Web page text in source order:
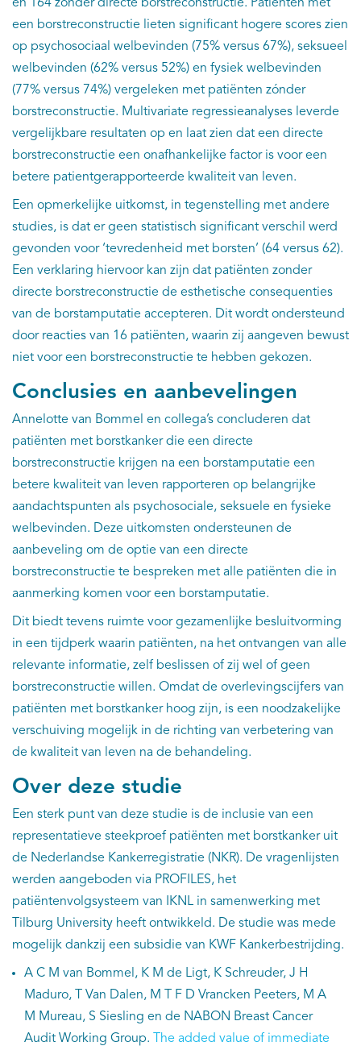
en 164 zónder directe borstreconstructie. Patiënten mét
een borstreconstructie lieten significant hogere scores zien
op psychosociaal welbevinden (75% versus 67%), seksueel
welbevinden (62% versus 52%) en fysiek welbevinden
(77% versus 74%) vergeleken met patiënten zónder
borstreconstructie. Multivariate regressieanalyses leverde
vergelijkbare resultaten op en laat zien dat een directe
borstreconstructie een onafhankelijke factor is voor een
betere patientgerapporteerde kwaliteit van leven.
Een opmerkelijke uitkomst, in tegenstelling met andere
studies, is dat er geen statistisch significant verschil werd
gevonden voor ‘tevredenheid met borsten’ (64 versus 62).
Een verklaring hiervoor kan zijn dat patiënten zonder
directe borstreconstructie de esthetische consequenties
van de borstamputatie accepteren. Dit wordt ondersteund
door reacties van 16 patiënten, waarin zij aangeven bewust
niet voor een borstreconstructie te hebben gekozen.
Conclusies en aanbevelingen
Annelotte van Bommel en collega’s concluderen dat
patiënten met borstkanker die een directe
borstreconstructie krijgen na een borstamputatie een
betere kwaliteit van leven rapporteren op belangrijke
aandachtspunten als psychosociale, seksuele en fysieke
welbevinden. Deze uitkomsten ondersteunen de
aanbeveling om de optie van een directe
borstreconstructie te bespreken met alle patiënten die in
aanmerking komen voor een borstamputatie.
Dit biedt tevens ruimte voor gezamenlijke besluitvorming
in een tijdperk waarin patiënten, na het ontvangen van alle
relevante informatie, zelf beslissen of zij wel of geen
borstreconstructie willen. Omdat de overlevingscijfers van
patiënten met borstkanker hoog zijn, is een noodzakelijke
verschuiving mogelijk in de richting van verbetering van
de kwaliteit van leven na de behandeling.
Over deze studie
Een sterk punt van deze studie is de inclusie van een
representatieve steekproef patiënten met borstkanker uit
de Nederlandse Kankerregistratie (NKR). De vragenlijsten
werden aangeboden via PROFILES, het
patiëntenvolgsysteem van IKNL in samenwerking met
Tilburg University heeft ontwikkeld. De studie was mede
mogelijk dankzij een subsidie van KWF Kankerbestrijding.
A C M van Bommel, K M de Ligt, K Schreuder, J H
Maduro, T Van Dalen, M T F D Vrancken Peeters, M A
M Mureau, S Siesling en de NABON Breast Cancer
Audit Working Group.
The added value of immediate